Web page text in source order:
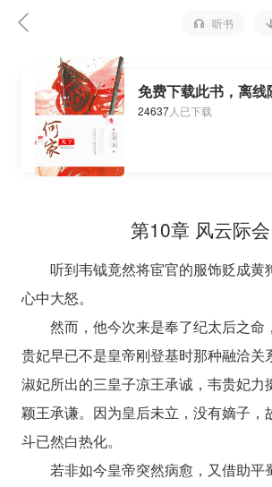
听书
免费下载此书，离线
24637人已下载
第10章 风云际会
听到韦钺竟然将宦官的服饰贬成黄
心中大怒。
然而，他今次来是奉了纪太后之命
贵妃早已不是皇帝刚登基时那种融洽关
淑妃所出的三皇子凉王承诚，韦贵妃力
颖王承谦。因为皇后未立，没有嫡子，
斗已然白热化。
若非如今皇帝突然病愈，又借助平